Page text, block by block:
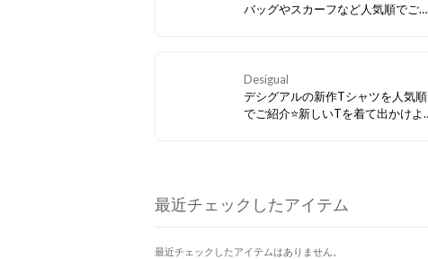
バッグやスカーフなど人気順でご紹
Desigual
デシグアルの新作Tシャツを人気順
でご紹介⭐新しいTを着て出かけよ
最近チェックしたアイテム
最近チェックしたアイテムはありません。